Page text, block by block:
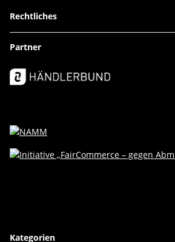
Rechtliches
Partner
Kategorien